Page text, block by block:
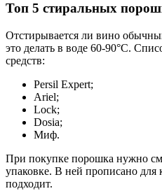
Топ 5 стиральных
Отстирывается ли вино
это делать в воде 60-90°C.
средств:
Persil Expert;
Ariel;
Lock;
Dosia;
Миф.
При покупке порошка нужно
упаковке. В ней прописано для
подходит.